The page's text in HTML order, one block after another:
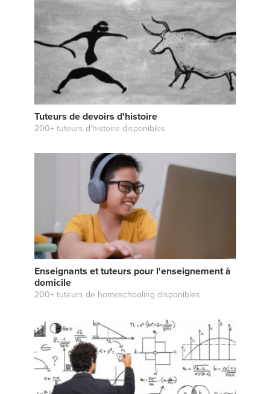
Tuteurs de devoirs d'histoire
200+ tuteurs d'histoire disponibles
Enseignants et tuteurs pour l'enseignement à
domicile
200+ tuteurs de homeschooling disponibles